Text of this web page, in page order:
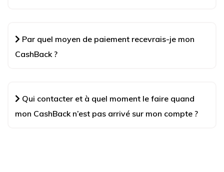
Par quel moyen de paiement recevrais-je mon
CashBack ?
Qui contacter et à quel moment le faire quand
mon CashBack n’est pas arrivé sur mon compte ?